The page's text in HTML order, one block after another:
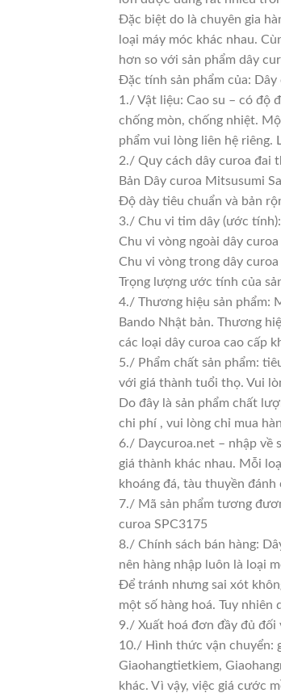
Đặc biệt do là chuyên gia
loại máy móc khác nhau.
hơn so với sản phẩm dây
Đặc tính sản phẩm của:
1./ Vật liệu: Cao su – có độ
chống mòn, chống nhiệt.
phẩm vui lòng liên hệ riêng.
2./ Quy cách dây curoa đai
Bản Dây curoa Mitsusumi
Độ dày tiêu chuẩn và bản
3./ Chu vi tim dây (ước
Chu vi vòng ngoài dây
Chu vi vòng trong dây
Trọng lượng ước tính của
4./ Thương hiệu sản phẩm:
Bando Nhật bản. Thương
các loại dây curoa cao cấp
5./ Phẩm chất sản phẩm:
với giá thành tuổi thọ. Vui
Do đây là sản phẩm chất
chi phí , vui lòng chỉ mua
6./ Daycuroa.net – nhập về
giá thành khác nhau. Mỗi
khoáng đá, tàu thuyền
7./ Mã sản phẩm tương
curoa SPC3175
8./ Chính sách bán hàng:
nên hàng nhập luôn là loại
Để tránh nhưng sai xót
một số hàng hoá. Tuy
9./ Xuất hoá đơn đầy đủ
10./ Hình thức vận chuyển:
Giaohangtietkiem,
khác. Vì vậy, việc giá cước